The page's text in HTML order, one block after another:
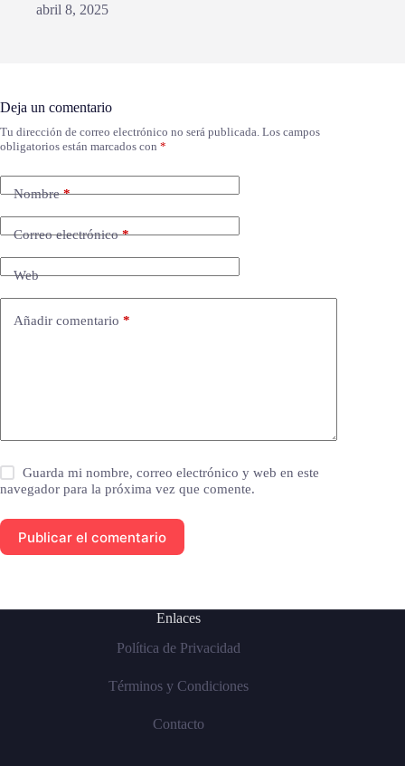
abril 8, 2025
Deja un comentario
Tu dirección de correo electrónico no será publicada. Los campos
obligatorios están marcados con *
Nombre*
Correo electrónico*
Web
Añadir comentario *
Guarda mi nombre, correo electrónico y web en este
navegador para la próxima vez que comente.
Publicar el comentario
Enlaces
Política de Privacidad
Términos y Condiciones
Contacto